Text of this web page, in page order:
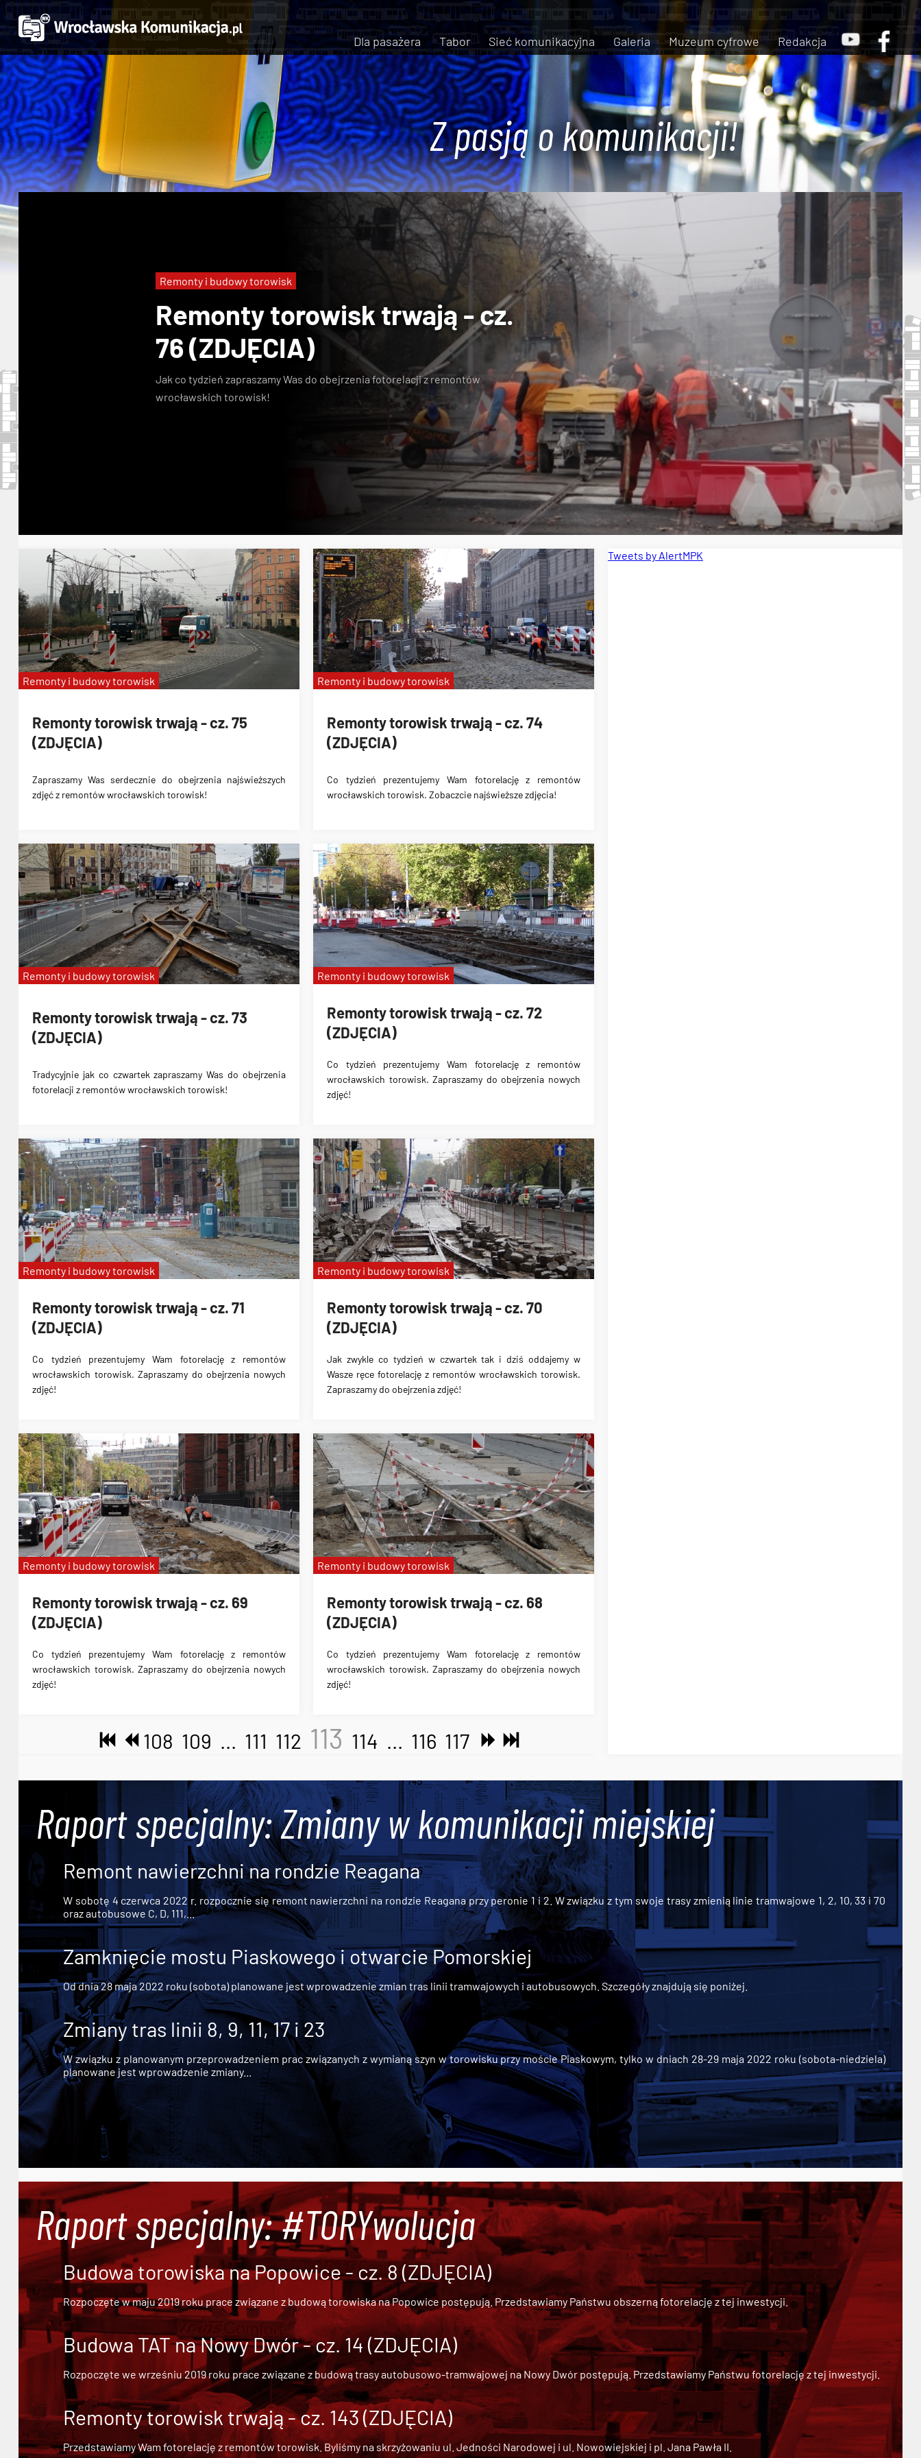
Dla pasażera Tabor Sieć komunikacyjna Galeria Muzeum cyfrowe Redakcja
Z pasją o komunikacji!
Remonty torowisk trwają - cz.
76 (ZDJĘCIA)
Jak co tydzień zapraszamy Was do obejrzenia fotorelacji z remontów
wrocławskich torowisk!
Remonty i budowy torowisk
Remonty torowisk trwają - cz. 75
(ZDJĘCIA)
Zapraszamy Was serdecznie do obejrzenia najświeższych
zdjęć z remontów wrocławskich torowisk!
Remonty i budowy torowisk
Remonty torowisk trwają - cz. 74
(ZDJĘCIA)
Co tydzień prezentujemy Wam fotorelację z remontów
wrocławskich torowisk. Zobaczcie najświeższe zdjęcia!
Remonty i budowy torowisk
Remonty torowisk trwają - cz. 73
(ZDJĘCIA)
Tradycyjnie jak co czwartek zapraszamy Was do obejrzenia
fotorelacji z remontów wrocławskich torowisk!
Remonty i budowy torowisk
Remonty torowisk trwają - cz. 72
(ZDJĘCIA)
Co tydzień prezentujemy Wam fotorelację z remontów
wrocławskich torowisk. Zapraszamy do obejrzenia nowych
zdjęć!
Remonty i budowy torowisk
Remonty torowisk trwają - cz. 71
(ZDJĘCIA)
Co tydzień prezentujemy Wam fotorelację z remontów
wrocławskich torowisk. Zapraszamy do obejrzenia nowych
zdjęć!
Remonty i budowy torowisk
Remonty torowisk trwają - cz. 70
(ZDJĘCIA)
Jak zwykle co tydzień w czwartek tak i dziś oddajemy w
Wasze ręce fotorelację z remontów wrocławskich torowisk.
Zapraszamy do obejrzenia zdjęć!
Remonty i budowy torowisk
Remonty torowisk trwają - cz. 69
(ZDJĘCIA)
Co tydzień prezentujemy Wam fotorelację z remontów
wrocławskich torowisk. Zapraszamy do obejrzenia nowych
zdjęć!
Remonty i budowy torowisk
Remonty torowisk trwają - cz. 68
(ZDJĘCIA)
Co tydzień prezentujemy Wam fotorelację z remontów
wrocławskich torowisk. Zapraszamy do obejrzenia nowych
zdjęć!
Remonty i budowy torowisk
108 109 ... 111 112 113 114 ... 116 117
Tweets by AlertMPK
Raport specjalny: Zmiany w komunikacji miejskiej
Remont nawierzchni na rondzie Reagana
W sobotę 4 czerwca 2022 r. rozpocznie się remont nawierzchni na rondzie Reagana przy peronie 1 i 2. W związku z tym swoje trasy zmienią linie tramwajowe 1, 2, 10, 33 i 70
oraz autobusowe C, D, 111,...
Zamknięcie mostu Piaskowego i otwarcie Pomorskiej
Od dnia 28 maja 2022 roku (sobota) planowane jest wprowadzenie zmian tras linii tramwajowych i autobusowych. Szczegóły znajdują się poniżej.
Zmiany tras linii 8, 9, 11, 17 i 23
W związku z planowanym przeprowadzeniem prac związanych z wymianą szyn w torowisku przy moście Piaskowym, tylko w dniach 28-29 maja 2022 roku (sobota-niedziela)
planowane jest wprowadzenie zmiany...
Raport specjalny: #TORYwolucja
Budowa torowiska na Popowice - cz. 8 (ZDJĘCIA)
Rozpoczęte w maju 2019 roku prace związane z budową torowiska na Popowice postępują. Przedstawiamy Państwu obszerną fotorelację z tej inwestycji.
Budowa TAT na Nowy Dwór - cz. 14 (ZDJĘCIA)
Rozpoczęte we wrześniu 2019 roku prace związane zbudową trasy autobusowo-tramwajowej na Nowy Dwórpostępują. Przedstawiamy Państwu fotorelację z tej inwestycji.
Remonty torowisk trwają - cz. 143 (ZDJĘCIA)
Przedstawiamy Wam fotorelację z remontów torowisk. Byliśmy na skrzyżowaniu ul. Jedności Narodowej i ul. Nowowiejskiej i pl. Jana Pawła II.